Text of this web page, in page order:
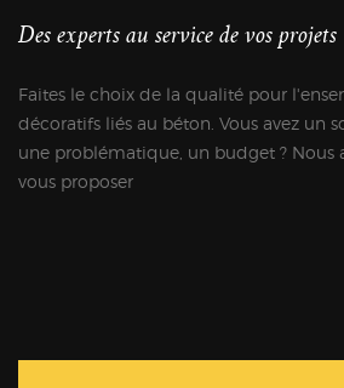
Des experts au service de vos projets
Faites le choix de la qualité pour
décoratifs liés au béton. Vous avez un
une problématique, un budget ? Nous
vous proposer